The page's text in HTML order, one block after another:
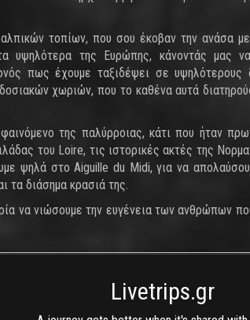
τοπίων, που σου έκοβαν την ανάσα
της Ευρώπης, κάνοντάς μας
πως έχουμε ταξιδέψει σε
χωριών, που το καθένα αυτά
της παλύρροιας, κάτι που ήταν
του Loire, τις ιστορικές ακτές της
ψηλά στο Aiguille du Midi, για να
τα διάσημα κρασιά της.
να νιώσουμε την ευγένεια των ανθρώπων
Livetrips.gr